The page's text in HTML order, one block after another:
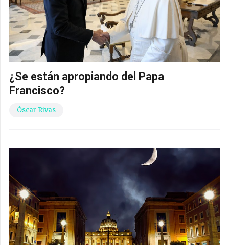
¿Se están apropiando del Papa
Francisco?
Óscar Rivas